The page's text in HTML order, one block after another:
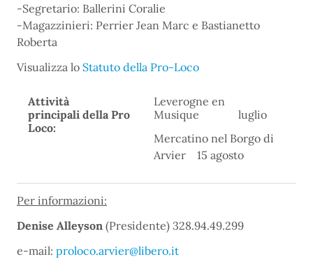
-Segretario: Ballerini Coralie
-Magazzinieri: Perrier Jean Marc e Bastianetto
Roberta
Visualizza lo Statuto della Pro-Loco
Attività
principali della Pro
Loco:
Leverogne en
Musique luglio
Mercatino nel Borgo di
Arvier 15 agosto
Per informazioni:
Denise Alleyson (Presidente) 328.94.49.299
e-mail: proloco.arvier@libero.it